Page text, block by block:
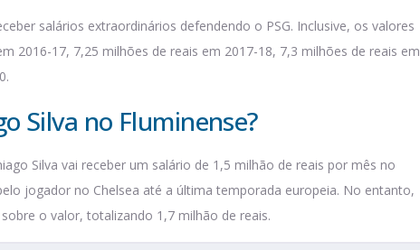
salários extraordinários defendendo o PSG. Inclusive, os valores
2016-17, 7,25 milhões de reais em 2017-18, 7,3 milhões de reais em
Silva no Fluminense?
Silva vai receber um salário de 1,5 milhão de reais por mês no
jogador no Chelsea até a última temporada europeia. No entanto,
o valor, totalizando 1,7 milhão de reais.